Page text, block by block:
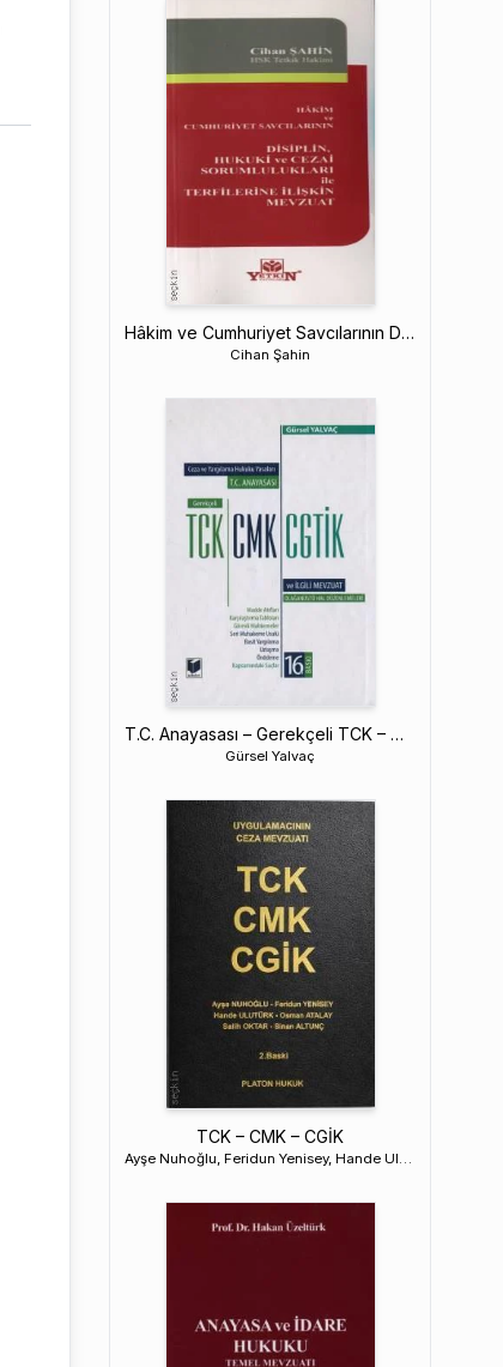
Hâkim ve Cumhuriyet Savcılarının Disiplin, Hukuki ve Cezai Sorumlulukları ile Terfilerine İlişkin Mevzuat
Cihan Şahin
T.C. Anayasası – Gerekçeli TCK – CMK – CGTİK ve İlgili Mevzuat
Gürsel Yalvaç
TCK – CMK – CGİK
Ayşe Nuhoğlu, Feridun Yenisey, Hande Ulutürk,